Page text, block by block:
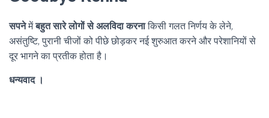
सपनेमेंबहुत सारे लोगों से अलविदा करनाकिसी गलत निर्णय के लेने,
असंतुष्टि, पुरानी चीजों को पीछे छोड़कर नई शुरुआत करने और परेशानियों से
दूर भागने का प्रतीक होता है।
धन्यवाद ।